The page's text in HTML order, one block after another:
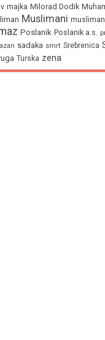
majka Milorad Dodik
Muslimani
Poslanik Poslanik a.s.
sadaka smrt Srebrenica
Turska zena